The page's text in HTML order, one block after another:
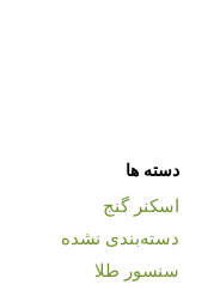
دسته ها
اسکنر گنج
دسته‌بندی نشده
سنسور طلا